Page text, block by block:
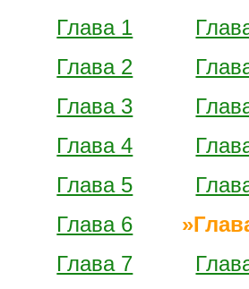
Глава 1
Глава 2
Глава 3
Глава 4
Глава 5
Глава 6
Глава 7